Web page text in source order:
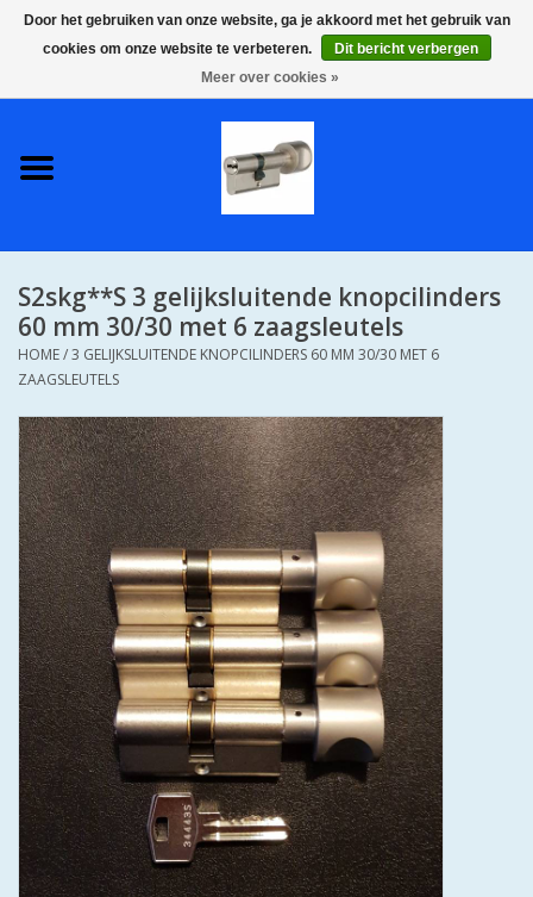
0 Artikelen - €0,00
S2 COMPLETE VEILIGE
SKG**
S2 CILINDER SLOTEN IN
GEWONE GENUMMERDE
SLEUTELS SKG**
S2 CILINDERSLOTEN IN IEDERE
GEWENSTE MAAT MET
KEERSLEUTEL
(GAATJES)VEILIGE
GENUMMERDE SLEUTELS
SKG**
ISEO F 6 EXTRA S
ANTIKERNTREK ZWART IN
IEDERE GEWENSTE MAAT MET
GEWONE GENUMMERDE
VEILIGE SLEUTELS SKG***
S2skg**S 3 gelijksluitende knopcilinders
60 mm 30/30 met 6 zaagsleutels
HOME/3 GELIJKSLUITENDE KNOPCILINDERS 60 MM 30/30 MET 6
ZAAGSLEUTELS
Door het gebruiken van onze website, ga je akkoord met het gebruik van
cookies om onze website te verbeteren.
Dit bericht verbergen
Meer over cookies »